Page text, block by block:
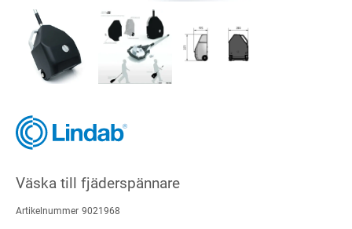
Väska till fjäderspännare
Artikelnummer 9021968